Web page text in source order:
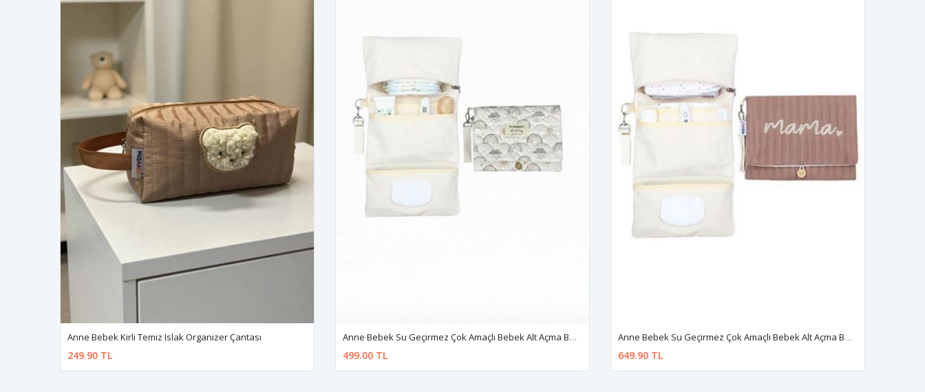
Anne Bebek Kirli Temiz Islak Organizer Çantası
249.90 TL
Anne Bebek Su Geçirmez Çok Amaçlı Bebek Alt Açma Bakım Çantası Organizer
499.00 TL
Anne Bebek Su Geçirmez Çok Amaçlı Bebek Alt Açma Bakım Çantası Organizer
649.90 TL